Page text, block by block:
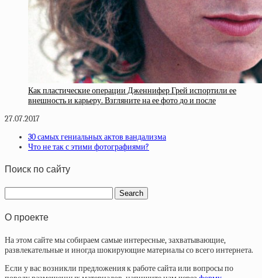
Как пластические операции Дженнифер Грей испортили ее
внешность и карьеру. Взгляните на ее фото до и после
27.07.2017
30 самых гениальных актов вандализма
Что не так с этими фотографиями?
Поиск по сайту
О проекте
На этом сайте мы собираем самые интересные, захватывающие,
развлекательные и иногда шокирующие материалы со всего интернета.
Если у вас возникли предложения к работе сайта или вопросы по